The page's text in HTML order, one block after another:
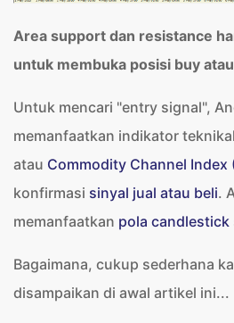
Area support dan resistance
untuk membuka posisi buy
Untuk mencari "entry signal",
memanfaatkan indikator
atau Commodity Channel Index
konfirmasi sinyal jual atau beli.
memanfaatkan pola candlestick
Bagaimana, cukup sederhana
disampaikan di awal artikel ini...